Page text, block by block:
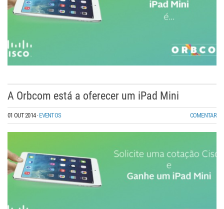
A Orbcom está a oferecer um iPad Mini
01 OUT 2014·EVENTOS COMENTAR